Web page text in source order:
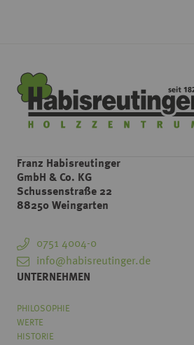
Franz Habisreutinger
GmbH & Co. KG
Schussenstraße 22
88250 Weingarten
0751 4004-0
info@habisreutinger.de
UNTERNEHMEN
PHILOSOPHIE
WERTE
HISTORIE